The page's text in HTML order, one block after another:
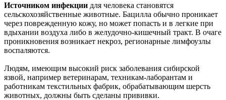
Источником инфекции для человека становятся
сельскохозяйственные животные. Бацилла обычно проникает
через поврежденную кожу, но может попасть и в легкие при
вдыхании воздуха либо в желудочно-кишечный тракт. В очаге
проникновения возникает некроз, регионарные лимфоузлы
воспаляются.
Людям, имеющим высокий риск заболевания сибирской
язвой, например ветеринарам, техникам-лаборантам и
работникам текстильных фабрик, обрабатывающим шерсть
животных, должны быть сделаны прививки.